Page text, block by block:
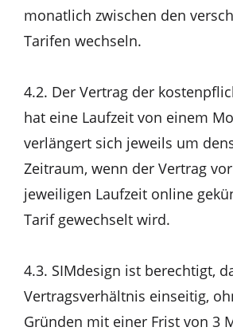
monatlich zwischen den
Tarifen wechseln.
4.2. Der Vertrag der
hat eine Laufzeit von einem
verlängert sich jeweils um
Zeitraum, wenn der Vertrag
jeweiligen Laufzeit online
Tarif gewechselt wird.
4.3. SIMdesign ist berechtigt,
Vertragsverhältnis einseitig,
Gründen mit einer Frist von 3